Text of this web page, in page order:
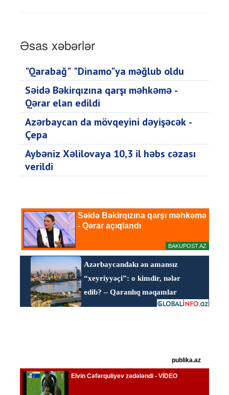
Əsas xəbərlər
"Qarabağ" "Dinamo"ya məğlub oldu
Səidə Bəkirqızına qarşı məhkəmə -
Qərar elan edildi
Azərbaycan da mövqeyini dəyişəcək -
Çepa
Aybəniz Xəlilovaya 10,3 il həbs cəzası
verildi